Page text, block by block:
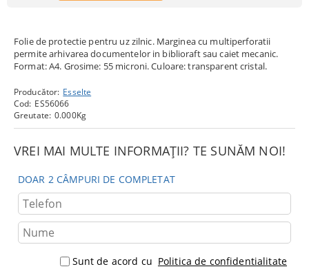
Folie de protectie pentru uz zilnic. Marginea cu multiperforatii
permite arhivarea documentelor in biblioraft sau caiet mecanic.
Format: A4. Grosime: 55 microni. Culoare: transparent cristal.
Producător: Esselte
Cod: ES56066
Greutate: 0.000Kg
VREI MAI MULTE INFORMAȚII? TE SUNĂM NOI!
DOAR 2 CÂMPURI DE COMPLETAT
Sunt de acord cu Politica de confidentialitate